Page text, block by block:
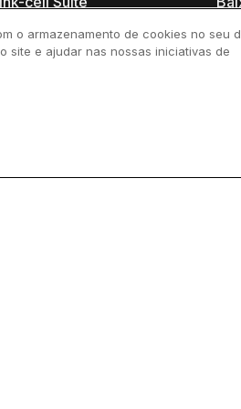
cell Essentials
o armazenamento de cookies no seu
site e ajudar nas nossas iniciativas de